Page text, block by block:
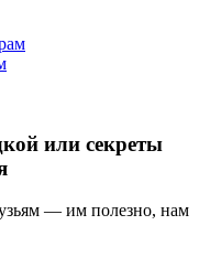
или секреты
— им полезно, нам